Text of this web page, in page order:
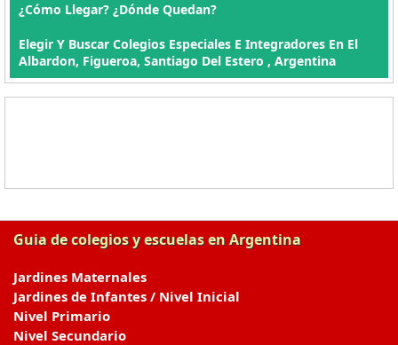
¿Cómo Llegar? ¿Dónde Quedan?
Elegir Y Buscar Colegios Especiales E Integradores En El
Albardon, Figueroa, Santiago Del Estero , Argentina
Guia de colegios y escuelas en Argentina
Jardines Maternales
Jardines de Infantes / Nivel Inicial
Nivel Primario
Nivel Secundario